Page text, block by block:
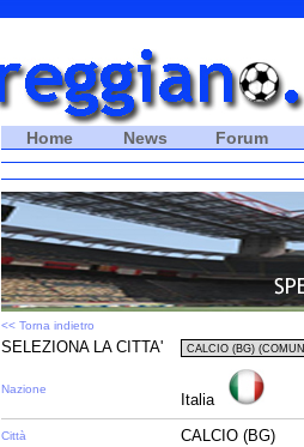
Home News Forum
<< Torna indietro
SELEZIONA LA CITTA'
Nazione
Italia
Città CALCIO (BG)